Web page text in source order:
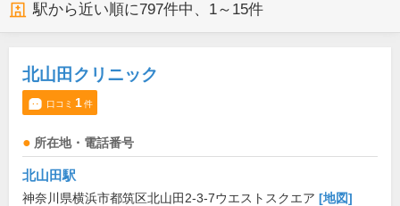
駅から近い順に797件中、 1～15件
北山田クリニック
口コミ 1件
所在地・電話番号
北山田駅
神奈川県横浜市都筑区北山田2-3-7ウエストスクエア [地図]